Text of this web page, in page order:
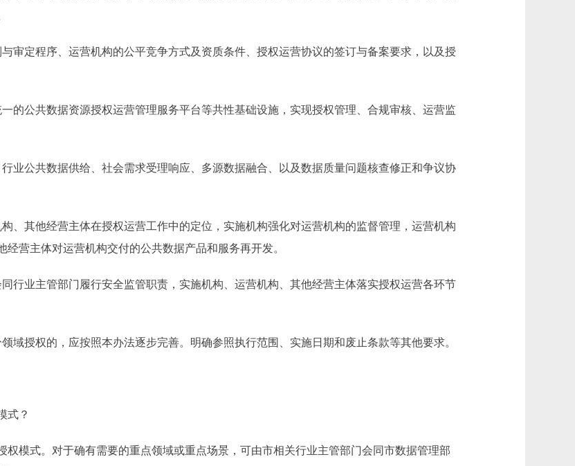
定程序、运营机构的公平竞争方式及资质条件、授权运营协议的签订与备案要求，以及授
公共数据资源授权运营管理服务平台等共性基础设施，实现授权管理、合规审核、运营监
公共数据供给、社会需求受理响应、多源数据融合、以及数据质量问题核查修正和争议协
其他经营主体在授权运营工作中的定位，实施机构强化对运营机构的监督管理，运营机构
营主体对运营机构交付的公共数据产品和服务再开发。
业主管部门履行安全监管职责，实施机构、运营机构、其他经营主体落实授权运营各环节
授权的，应按照本办法逐步完善。明确参照执行范围、实施日期和废止条款等其他要求。
式？
模式。对于确有需要的重点领域或重点场景，可由市相关行业主管部门会同市数据管理部